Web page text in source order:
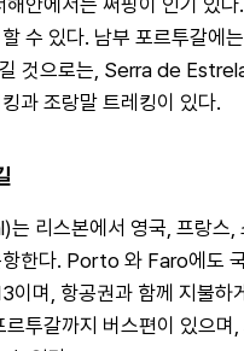
수 있다. 남부 포르투갈에
것으로는, Serra de
과 조랑말 트레킹이 있다.
리스본에서 영국, 프랑스,
한다. Porto 와 Faro에도
이며, 항공권과 함께 지불하
투갈까지 버스편이 있으며